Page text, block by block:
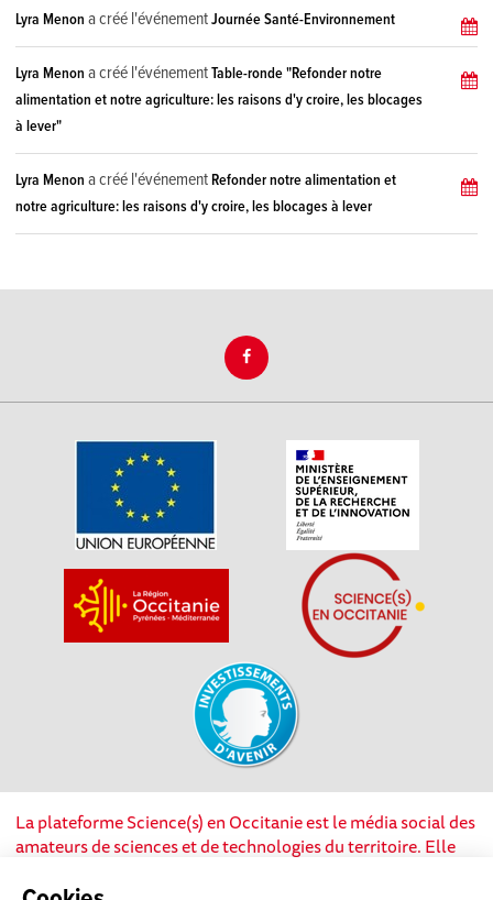
Lyra Menon a créé l'événementJournée Santé-Environnement
Lyra Menon a créé l'événementTable-ronde "Refonder notre
alimentation et notre agriculture: les raisons d'y croire, les blocages
à lever"
Lyra Menon a créé l'événementRefonder notre alimentation et
notre agriculture: les raisons d'y croire, les blocages à lever
La plateforme Science(s) en Occitanie est le média social des
amateurs de sciences et de technologies du territoire. Elle